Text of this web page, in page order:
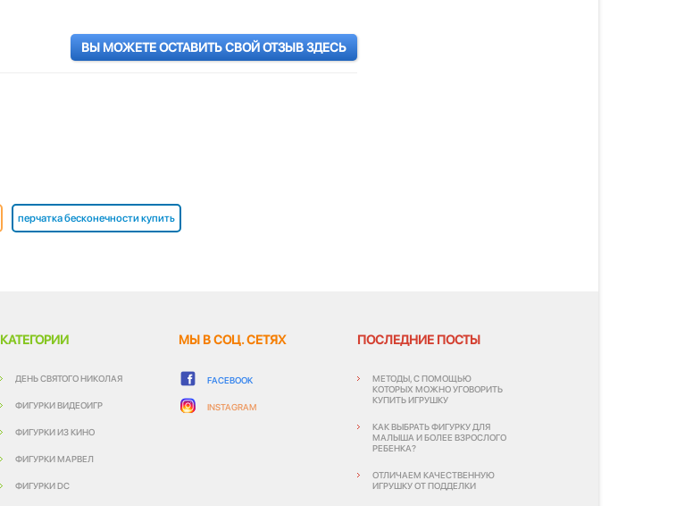
ВЫ МОЖЕТЕ ОСТАВИТЬ СВОЙ ОТЗЫВ ЗДЕСЬ
перчатка бесконечности купить
КАТЕГОРИИ
ДЕНЬ СВЯТОГО НИКОЛАЯ
ФИГУРКИ ВИДЕОИГР
ФИГУРКИ ИЗ КИНО
ФИГУРКИ МАРВЕЛ
ФИГУРКИ DC
МЫ В СОЦ. СЕТЯХ
FACEBOOK
INSTAGRAM
ПОСЛЕДНИЕ ПОСТЫ
МЕТОДЫ, С ПОМОЩЬЮ
КОТОРЫХ МОЖНО УГОВОРИТЬ
КУПИТЬ ИГРУШКУ
КАК ВЫБРАТЬ ФИГУРКУ ДЛЯ
МАЛЫША И БОЛЕЕ ВЗРОСЛОГО
РЕБЕНКА?
ОТЛИЧАЕМ КАЧЕСТВЕННУЮ
ИГРУШКУ ОТ ПОДДЕЛКИ